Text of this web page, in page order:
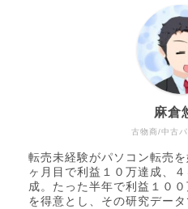
古物商/中古
麻倉
転売未経験がパソコン転売
ヶ月目で利益１０万達成、
成。たった半年で利益１０
を得意とし、その研究デー